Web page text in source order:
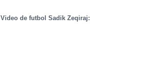
Video de futbol Sadik Zeqiraj: